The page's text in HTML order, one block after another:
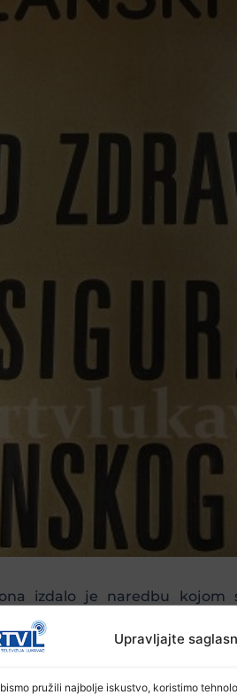
Upravljajte
pružili najbolje iskustvo, koristimo
izdalo je naredbu
zdravstvene zaštite sa
Tuzlanskog